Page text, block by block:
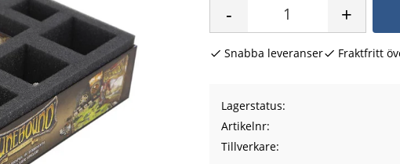
+
-
Snabba leveranser Fraktfritt
Lagerstatus
Artikelnr
Tillverkare